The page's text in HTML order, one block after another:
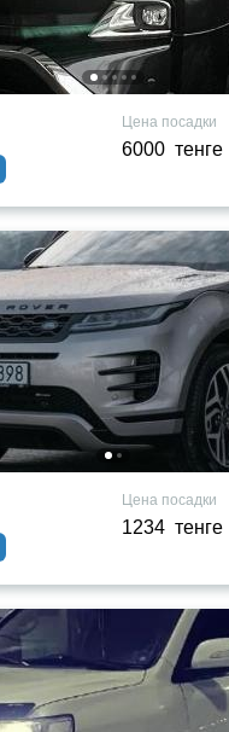
Цена посадки
6000 тенге
Цена посадки
1234 тенге